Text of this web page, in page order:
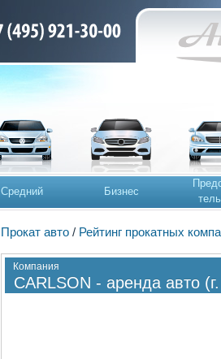
Средний Бизнес
Прокат авто / Рейтинг прокатных
Компания
CARLSON - аренда авто